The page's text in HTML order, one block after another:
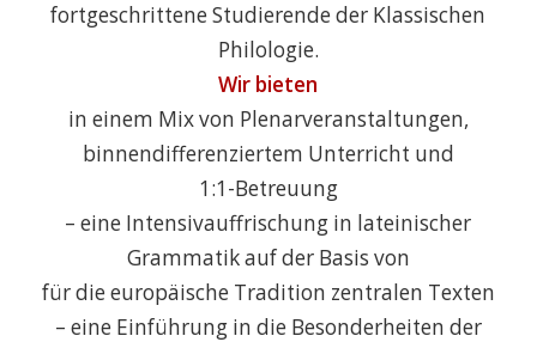
fortgeschrittene Studierende der Klassischen
Philologie.
Wir bieten
in einem Mix von Plenarveranstaltungen,
binnendifferenziertem Unterricht und
1:1-Betreuung
– eine Intensivauffrischung in lateinischer
Grammatik auf der Basis von
für die europäische Tradition zentralen Texten
– eine Einführung in die Besonderheiten der